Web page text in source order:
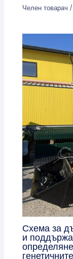
Челен товарач
Схема за
и